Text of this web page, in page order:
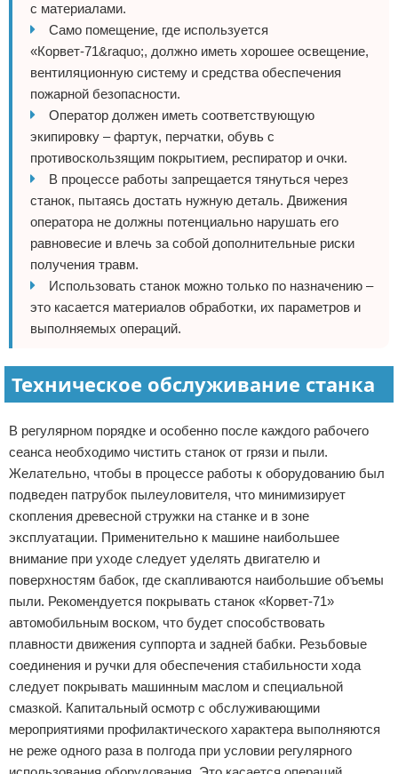
с материалами.
Само помещение, где используется
«Корвет-71&raquo;, должно иметь хорошее освещение,
вентиляционную систему и средства обеспечения
пожарной безопасности.
Оператор должен иметь соответствующую
экипировку – фартук, перчатки, обувь с
противоскользящим покрытием, респиратор и очки.
В процессе работы запрещается тянуться через
станок, пытаясь достать нужную деталь. Движения
оператора не должны потенциально нарушать его
равновесие и влечь за собой дополнительные риски
получения травм.
Использовать станок можно только по назначению –
это касается материалов обработки, их параметров и
выполняемых операций.
Техническое обслуживание станка
В регулярном порядке и особенно после каждого рабочего
сеанса необходимо чистить станок от грязи и пыли.
Желательно, чтобы в процессе работы к оборудованию был
подведен патрубок пылеуловителя, что минимизирует
скопления древесной стружки на станке и в зоне
эксплуатации. Применительно к машине наибольшее
внимание при уходе следует уделять двигателю и
поверхностям бабок, где скапливаются наибольшие объемы
пыли. Рекомендуется покрывать станок «Корвет-71»
автомобильным воском, что будет способствовать
плавности движения суппорта и задней бабки. Резьбовые
соединения и ручки для обеспечения стабильности хода
следует покрывать машинным маслом и специальной
смазкой. Капитальный осмотр с обслуживающими
мероприятиями профилактического характера выполняются
не реже одного раза в полгода при условии регулярного